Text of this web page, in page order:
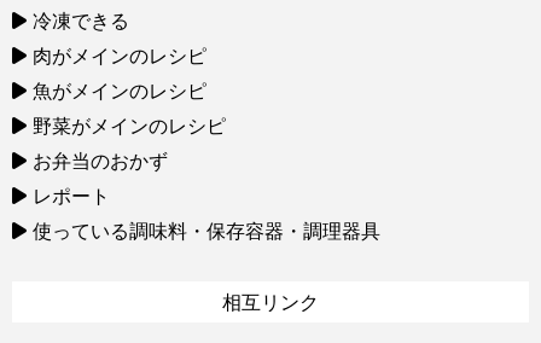
冷凍できる
肉がメインのレシピ
魚がメインのレシピ
野菜がメインのレシピ
お弁当のおかず
レポート
使っている調味料・保存容器・調理器具
相互リンク